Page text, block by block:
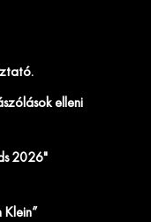
elleni
2026"
Klein”